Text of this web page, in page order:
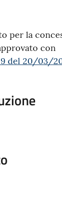
per la
con
del 20/03/